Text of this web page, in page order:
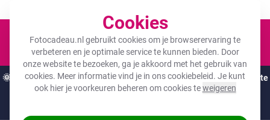
Cookies
Fotocadeau.nl gebruikt cookies om je browserervaring te
verbeteren en je optimale service te kunnen bieden. Door
onze website te bezoeken, ga je akkoord met het gebruik van
cookies. Meer informatie vind je in onscookiebeleid. Je kunt
ook hier je voorkeuren beheren om cookies teweigeren
🌞 ZOMERDEALS:De hoogste kortingen van het jaar op jouw favoriete
cadeaus! 🌞